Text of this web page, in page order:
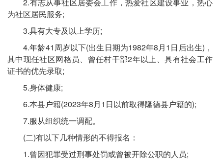
为社区居民服务;
3.具有大专及以上学历;
4.年龄41周岁以下(出生日期为1982年8月1日后出生)，
其中现任社区网格员、曾任村干部2年以上、具有社会工作
证书的优先录取;
5.身体健康;
6.本县户籍(2023年8月1日以前取得隆德县户籍的);
7.服从组织统一调配。
(二)有以下几种情形的不得报名：
1.曾因犯罪受过刑事处罚或曾被开除公职的人员;